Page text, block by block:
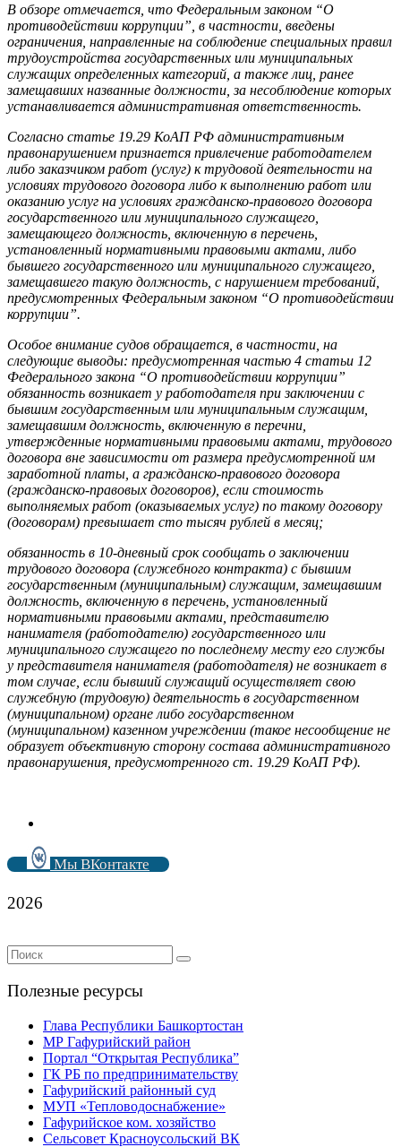
В обзоре отмечается, что Федеральным законом “О
противодействии коррупции”, в частности, введены
ограничения, направленные на соблюдение специальных правил
трудоустройства государственных или муниципальных
служащих определенных категорий, а также лиц, ранее
замещавших названные должности, за несоблюдение которых
устанавливается административная ответственность.
Согласно статье 19.29 КоАП РФ административным
правонарушением признается привлечение работодателем
либо заказчиком работ (услуг) к трудовой деятельности на
условиях трудового договора либо к выполнению работ или
оказанию услуг на условиях гражданско-правового договора
государственного или муниципального служащего,
замещающего должность, включенную в перечень,
установленный нормативными правовыми актами, либо
бывшего государственного или муниципального служащего,
замещавшего такую должность, с нарушением требований,
предусмотренных Федеральным законом “О противодействии
коррупции”.
Особое внимание судов обращается, в частности, на
следующие выводы: предусмотренная частью 4 статьи 12
Федерального закона “О противодействии коррупции”
обязанность возникает у работодателя при заключении с
бывшим государственным или муниципальным служащим,
замещавшим должность, включенную в перечни,
утвержденные нормативными правовыми актами, трудового
договора вне зависимости от размера предусмотренной им
заработной платы, а гражданско-правового договора
(гражданско-правовых договоров), если стоимость
выполняемых работ (оказываемых услуг) по такому договору
(договорам) превышает сто тысяч рублей в месяц;
обязанность в 10-дневный срок сообщать о заключении
трудового договора (служебного контракта) с бывшим
государственным (муниципальным) служащим, замещавшим
должность, включенную в перечень, установленный
нормативными правовыми актами, представителю
нанимателя (работодателю) государственного или
муниципального служащего по последнему месту его службы
у представителя нанимателя (работодателя) не возникает в
том случае, если бывший служащий осуществляет свою
служебную (трудовую) деятельность в государственном
(муниципальном) органе либо государственном
(муниципальном) казенном учреждении (такое несообщение не
образует объективную сторону состава административного
правонарушения, предусмотренного ст. 19.29 КоАП РФ).
Мы ВКонтакте
2026
Полезные ресурсы
Глава Республики Башкортостан
МР Гафурийский район
Портал “Открытая Республика”
ГК РБ по предпринимательству
Гафурийский районный суд
МУП «Тепловодоснабжение»
Гафурийское ком. хозяйство
Сельсовет Красноусольский ВК